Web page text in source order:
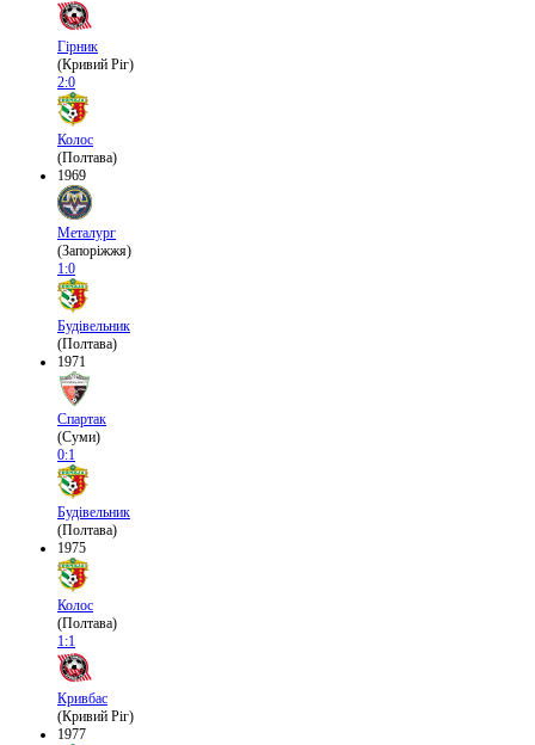
Гірник
(Кривий Ріг)
2:0
Колос
(Полтава)
1969
Металург
(Запоріжжя)
1:0
Будівельник
(Полтава)
1971
Спартак
(Суми)
0:1
Будівельник
(Полтава)
1975
Колос
(Полтава)
1:1
Кривбас
(Кривий Ріг)
1977